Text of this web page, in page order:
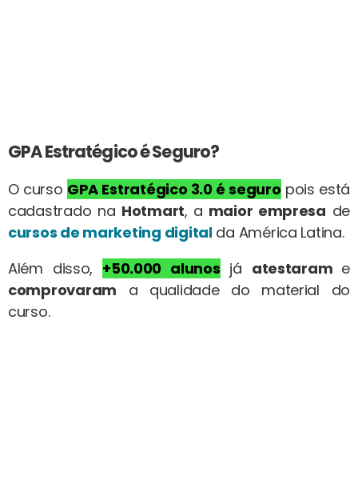
GPA Estratégico é Seguro?
O curso GPA Estratégico 3.0é seguro pois está
cadastrado na Hotmart, a maior empresa de
cursos de marketing digitalda América Latina.
Além disso, +50.000 alunos já atestaram e
comprovaram a qualidade do material do
curso.